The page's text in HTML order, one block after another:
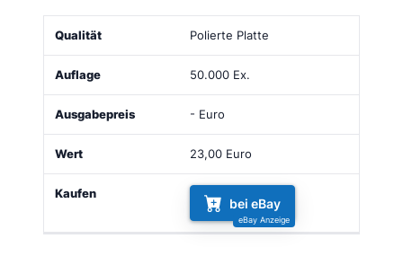
Qualität Ausgabepreis
Polierte Platte
50.000 Ex.
- Euro
23,00 Euro
bei eBay